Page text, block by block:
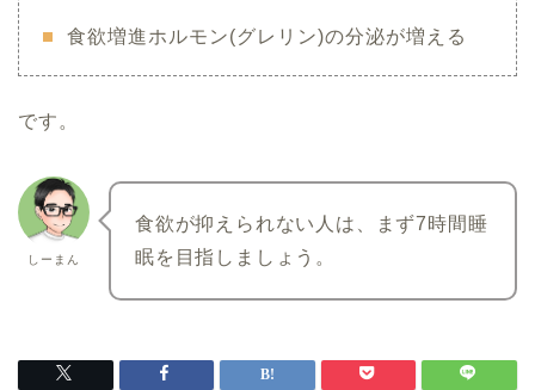
食欲増進ホルモン(グレリン)の分泌が増える
です。
しーまん
食欲が抑えられない人は、まず7時間睡
眠を目指しましょう。